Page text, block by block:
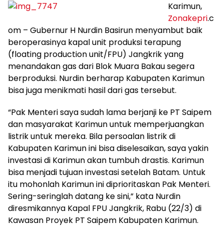
Karimun,
Zonakepri.c
om – Gubernur H Nurdin Basirun menyambut baik
beroperasinya kapal unit produksi terapung
(floating production unit/FPU) Jangkrik yang
menandakan gas dari Blok Muara Bakau segera
berproduksi. Nurdin berharap Kabupaten Karimun
bisa juga menikmati hasil dari gas tersebut.
“Pak Menteri saya sudah lama berjanji ke PT Saipem
dan masyarakat Karimun untuk memperjuangkan
listrik untuk mereka. Bila persoalan listrik di
Kabupaten Karimun ini bisa diselesaikan, saya yakin
investasi di Karimun akan tumbuh drastis. Karimun
bisa menjadi tujuan investasi setelah Batam. Untuk
itu mohonlah Karimun ini diprioritaskan Pak Menteri.
Sering-seringlah datang ke sini,” kata Nurdin
diresmikannya Kapal FPU Jangkrik, Rabu (22/3) di
Kawasan Proyek PT Saipem Kabupaten Karimun.